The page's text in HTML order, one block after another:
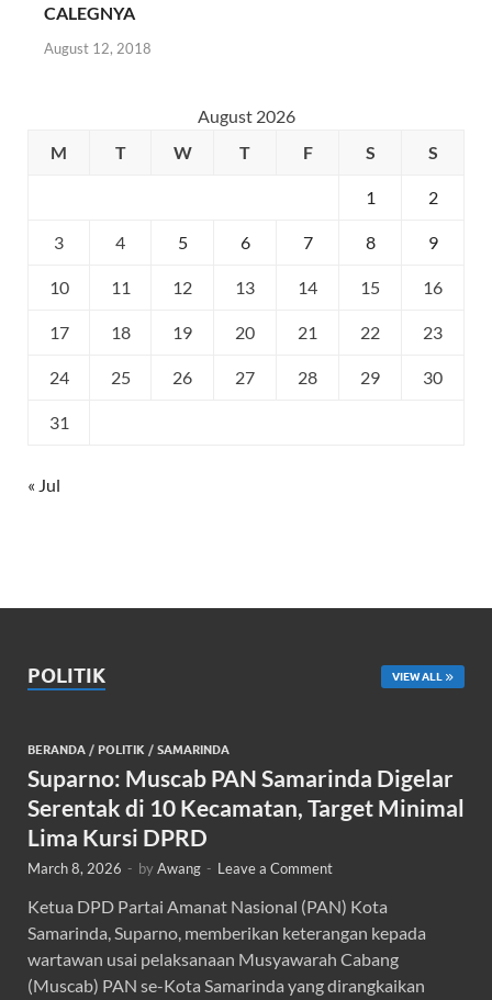
CALEGNYA
August 12, 2018
August 2026
M
T W T F S S
1 2
3 4 5 6 7 8 9
10 11 12 13 14 15 16
17 18 19 20 21 22 23
24 25 26 27 28 29 30
31
« Jul
POLITIK VIEW ALL
BERANDA / POLITIK / SAMARINDA
Suparno: Muscab PAN Samarinda Digelar
Serentak di 10 Kecamatan, Target Minimal
Lima Kursi DPRD
March 8, 2026 - byAwang - Leave a Comment
Ketua DPD Partai Amanat Nasional (PAN) Kota
Samarinda, Suparno, memberikan keterangan kepada
wartawan usai pelaksanaan Musyawarah Cabang
(Muscab) PAN se-Kota Samarinda yang dirangkaikan